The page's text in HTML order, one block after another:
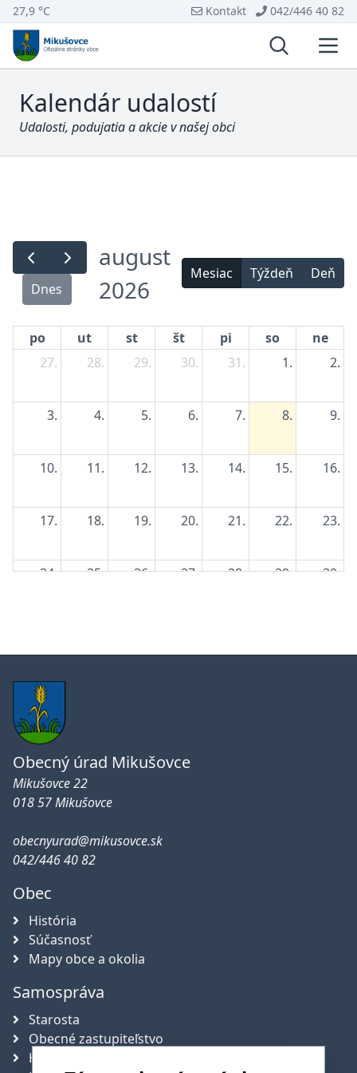
27,9 °C Kontakt 042/446 40 82
Vyhľadávanie
Kalendár udalostí
Udalosti, podujatia a akcie v našej obci
Dnes
august
2026
Mesiac Týždeň Deň
po ut st št pi so
ne
27.
28. 29. 30. 31. 1. 2.
3. 4. 5. 6. 7. 8. 9.
10. 11. 12. 13. 14. 15. 16.
17. 18. 19. 20. 21. 22. 23.
24. 25. 26. 27. 28. 29. 30.
Obecný úrad Mikušovce
Mikušovce 22
018 57 Mikušovce
obecnyurad@mikusovce.sk
042/446 40 82
Obec
História
Súčasnosť
Mapy obce a okolia
Samospráva
Starosta
Obecné zastupiteľstvo
Hlavný kontrolór obce